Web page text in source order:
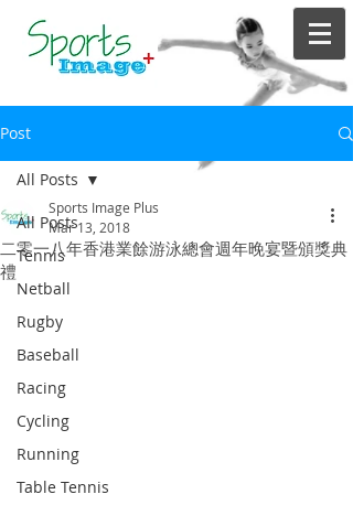
Post
All Posts
Tennis
Netball
Rugby
Baseball
Racing
Cycling
Running
Table Tennis
All Posts
二零一八年香港業餘游泳總會週年晚宴暨頒獎典
禮
Sports Image Plus
Mar 13, 2018